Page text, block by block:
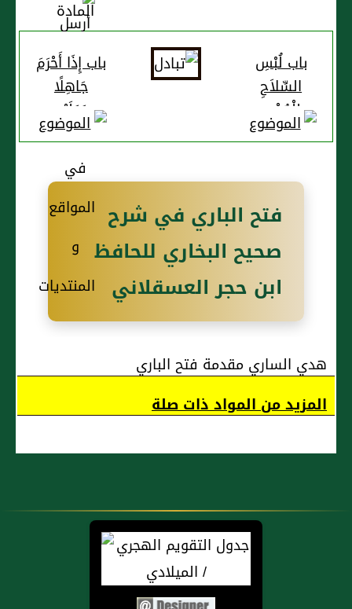
باب لُبْسِ
السِّلاَحِ
لِلْمُحْرِمِ
باب إِذَا أَحْرَمَ
جَاهِلًا
وَعَلَيْهِ
قَمِيصٌ
فتح الباري في شرح
صحيح البخاري للحافظ
ابن حجر العسقلاني
هدي الساري مقدمة فتح الباري
المزيد من المواد ذات صلة